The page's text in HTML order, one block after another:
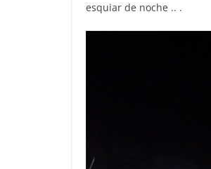
esquiar de noche .. .